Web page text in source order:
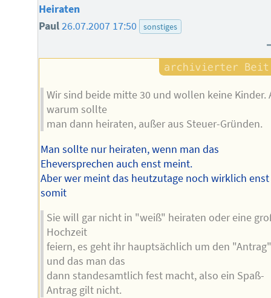
Heiraten
Paul26.07.2007 17:50 sonstiges
Wir sind beide mitte 30 und wollen keine Kinder.
warum sollte
man dann heiraten, außer aus Steuer-Gründen.
Man sollte nur heiraten, wenn man das
Eheversprechen auch enst meint.
Aber wer meint das heutzutage noch wirklich
somit
Sie will gar nicht in "weiß" heiraten oder eine
Hochzeit
feiern, es geht ihr hauptsächlich um den "Antrag"
und das man das
dann standesamtlich fest macht, also ein Spaß-
Antrag gilt nicht.